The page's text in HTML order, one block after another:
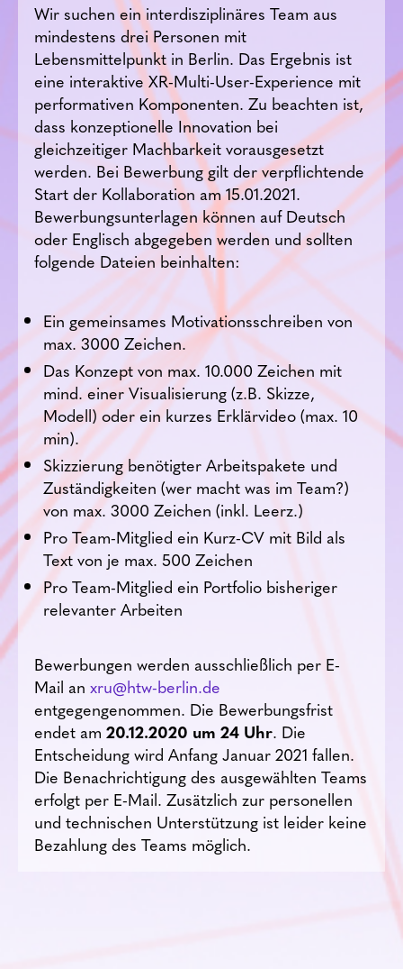
Wir suchen ein interdisziplinäres Team aus
mindestens drei Personen mit
Lebensmittelpunkt in Berlin. Das Ergebnis ist
eine interaktive XR-Multi-User-Experience mit
performativen Komponenten. Zu beachten ist,
dass konzeptionelle Innovation bei
gleichzeitiger Machbarkeit vorausgesetzt
werden. Bei Bewerbung gilt der verpflichtende
Start der Kollaboration am 15.01.2021.
Bewerbungsunterlagen können auf Deutsch
oder Englisch abgegeben werden und sollten
folgende Dateien beinhalten:
Ein gemeinsames Motivationsschreiben von
max. 3000 Zeichen.
Das Konzept von max. 10.000 Zeichen mit
mind. einer Visualisierung (z.B. Skizze,
Modell) oder ein kurzes Erklärvideo (max. 10
min).
Skizzierung benötigter Arbeitspakete und
Zuständigkeiten (wer macht was im Team?)
von max. 3000 Zeichen (inkl. Leerz.)
Pro Team-Mitglied ein Kurz-CV mit Bild als
Text von je max. 500 Zeichen
Pro Team-Mitglied ein Portfolio bisheriger
relevanter Arbeiten
Bewerbungen werden ausschließlich per E-
Mail an xru@htw-berlin.de
entgegengenommen. Die Bewerbungsfrist
endet am 20.12.2020 um 24 Uhr. Die
Entscheidung wird Anfang Januar 2021 fallen.
Die Benachrichtigung des ausgewählten Teams
erfolgt per E-Mail. Zusätzlich zur personellen
und technischen Unterstützung ist leider keine
Bezahlung des Teams möglich.